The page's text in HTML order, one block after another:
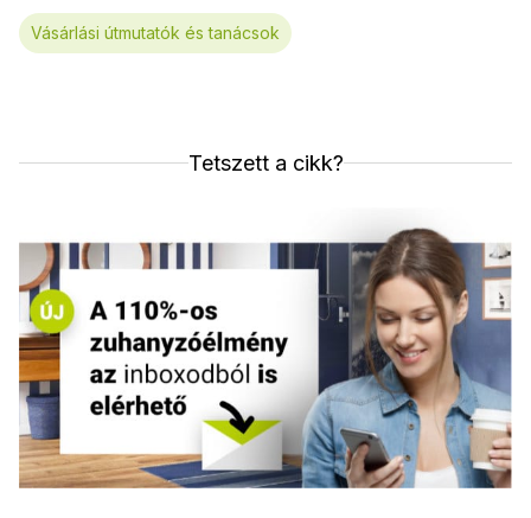
Vásárlási útmutatók és tanácsok
Tetszett a cikk?